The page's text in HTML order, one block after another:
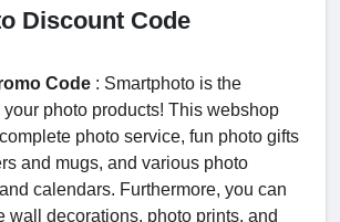
Discount Code
Code : Smartphoto is the
photo products! This webshop
photo service, fun photo gifts
and mugs, and various photo
calendars. Furthermore, you can
wall decorations, photo prints, and